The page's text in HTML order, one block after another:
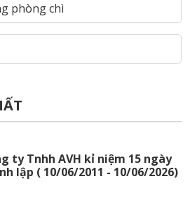
phòng chì
ty Tnhh AVH kỉ niệm 15 ngày
lập ( 10/06/2011 - 10/06/2026)